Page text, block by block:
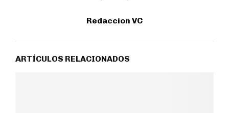
Redaccion VC
ARTÍCULOS RELACIONADOS